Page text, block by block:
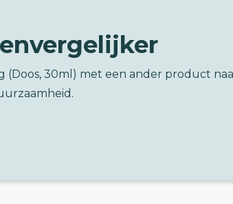
(Doos, 30ml) met een ander product